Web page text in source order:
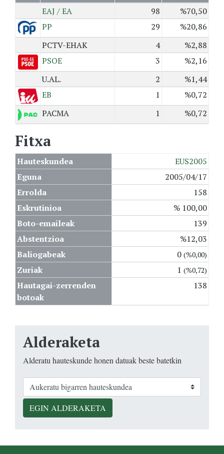
EAJ / EA
98
%70,50
PP
29
%20,86
PCTV-EHAK
4
%2,88
PSOE
3
%2,16
U.AL.
2
%1,44
EB
1
%0,72
PACMA
1 %0,72
Fitxa
Hauteskundea
EUS2005
Eguna
2005/04/17
Errolda
158
Eskrutinioa
% 100,00
Boto-emaileak
139
Abstentzioa
%12,03
Baliogabeak
0 (%0,00)
Zuriak 1 (%0,72)
Hautagai-zerrenden
botoak
138
Alderaketa
Alderatu hauteskunde honen datuak beste batetkin
EGIN ALDERAKETA